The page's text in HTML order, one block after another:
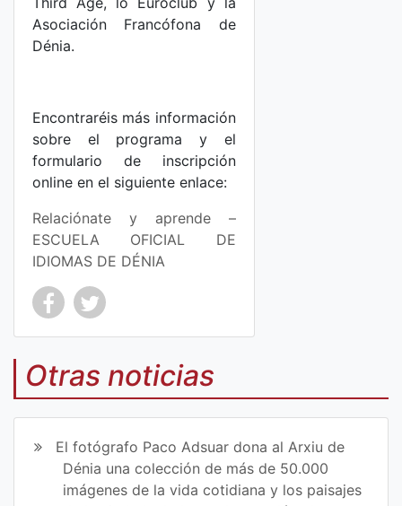
Asociación Francófona de
Dénia.
Encontraréis más información
sobre el programa y el
formulario de inscripción
online en el siguiente enlace:
Relaciónate y aprende –
ESCUELA OFICIAL DE
IDIOMAS DE DÉNIA
Co
mp
art
en
Fa
Co
mp
art
ir
en
Tw
Otras noticias
El fotógrafo Paco Adsuar dona al Arxiu de
Dénia una colección de más de 50.000
imágenes de la vida cotidiana y los paisajes